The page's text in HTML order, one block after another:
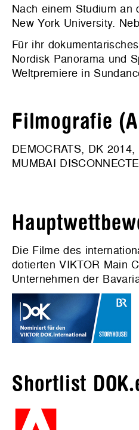
Nach einem Studium
New York University.
Für ihr
Nordisk Panorama und
Weltpremiere in
Filmografie
DEMOCRATS, DK
MUMBAI
Die Filme des
dotierten VIKTOR Main
Unternehmen der
Shortlist